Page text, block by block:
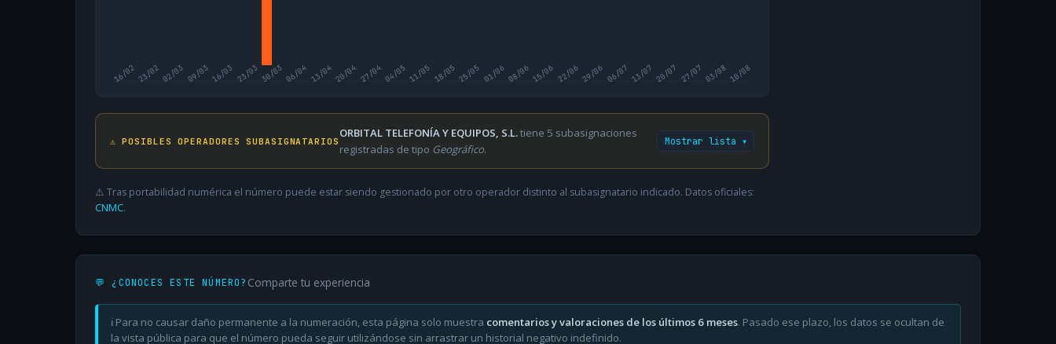
16/0223/0202/03 09/03 16/03 23/03 30/03 06/04 13/0420/04 27/0404/0511/05 18/0525/05 01/0608/0615/06 22/0629/06 06/07 13/07 20/07 27/07 03/0810/08
⚠️ POSIBLES OPERADORES SUBASIGNATARIOS
ORBITAL TELEFONÍA Y EQUIPOS, S.L.tiene 5 subasignaciones
registradas de tipo Geográfico.
Mostrar lista ▾
⚠️ Tras portabilidad numérica el número puede estar siendo gestionado por otro operador distinto al subasignatario indicado. Datos oficiales:
CNMC.
💬 ¿CONOCES ESTE NÚMERO? Comparte tu experiencia
ℹ️ Para no causar daño permanente a la numeración, esta página solo muestra comentarios y valoraciones de los últimos 6 meses. Pasado ese plazo, los datos se ocultan de
la vista pública para que el número pueda seguir utilizándose sin arrastrar un historial negativo indefinido.